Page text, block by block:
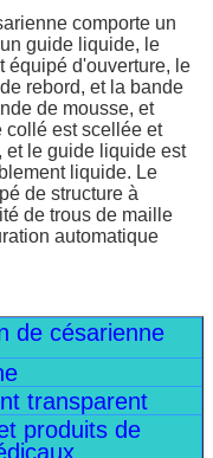
comporte un
guide liquide, le
équipé d'ouverture, le
rebord, et la bande
de mousse, et
collé est scellée et
et le guide liquide est
liquide. Le
de structure à
de trous de maille
automatique
de césarienne
transparent
produits de